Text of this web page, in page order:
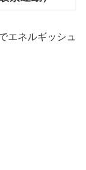
エネルギッシュ